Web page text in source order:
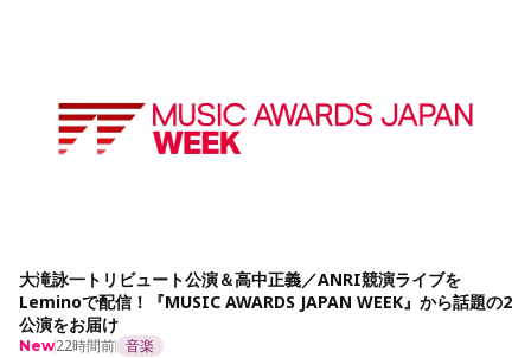
大滝詠一トリビュート公演＆高中正義／ANRI競演ライブを
Leminoで配信！『MUSIC AWARDS JAPAN WEEK』から話題の2
公演をお届け
New22時間前 音楽